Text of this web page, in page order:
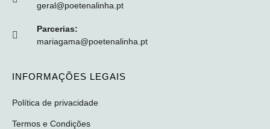
geral@poetenalinha.pt
Parcerias:
mariagama@poetenalinha.pt
INFORMAÇÕES LEGAIS
Política de privacidade
Termos e Condições